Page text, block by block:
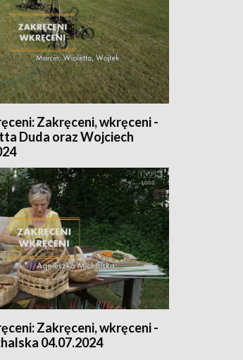
Zakręceni, wkręceni -
Duda oraz Wojciech
Zakręceni, wkręceni -
04.07.2024